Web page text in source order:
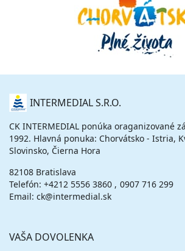
O
NÁS INTERMEDIAL S.R.O.
CK INTERMEDIAL ponúka oraganizované
1992. Hlavná ponuka: Chorvátsko - Istria,
Slovinsko, Čierna Hora
82108 Bratislava
Telefón: +4212 5556 3860
0907 716 299
Email: ck@intermedial.sk
VAŠA DOVOLENKA